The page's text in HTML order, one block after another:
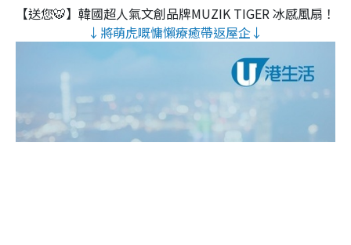
【送您🐯】韓國超人氣文創品牌MUZIK TIGER 冰感風扇！
↓將萌虎嘅慵懶療癒帶返屋企↓